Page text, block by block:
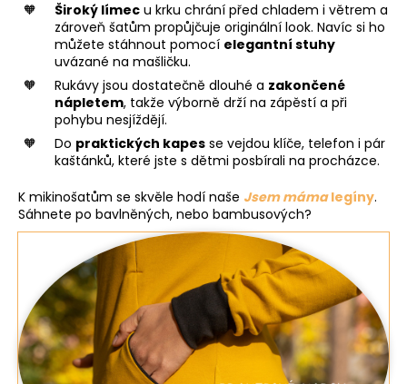
Široký límec u krku chrání před chladem i větrem a
zároveň šatům propůjčuje originální look. Navíc si ho
můžete stáhnout pomocí elegantní stuhy
uvázané na mašličku.
Rukávy jsou dostatečně dlouhé a zakončené
nápletem, takže výborně drží na zápěstí a při
pohybu nesjíždějí.
Do praktických kapes se vejdou klíče, telefon i pár
kaštánků, které jste s dětmi posbírali na procházce.
K mikinošatům se skvěle hodí naše Jsem mámalegíny.
Sáhnete po bavlněných, nebo bambusových?